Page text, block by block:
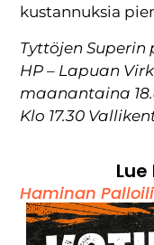
kustannuksia
Tyttöjen
HP – Lapuan
maanantaina
Klo 17.30
Haminan